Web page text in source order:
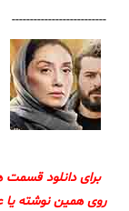
--------------------------
برای دانلود
روی همین نوشته